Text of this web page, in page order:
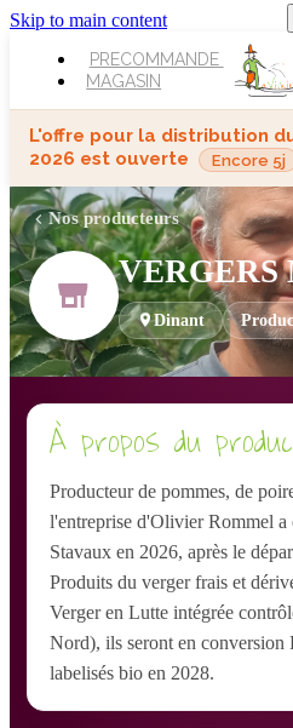
Skip to main content
PRECOMMANDE
MAGASIN
L'offre pour la distribution
2026 est ouverte Encore 5j
Nos producteurs
VERGERS
Dinant
À propos du
Producteur de pommes, de
l'entreprise d'Olivier Rommel a
Stavaux en 2026, après le
Produits du verger frais et
Verger en Lutte intégrée
Nord), ils seront en
labelisés bio en 2028.